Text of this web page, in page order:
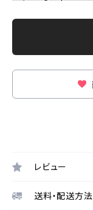
レビュー
送料・配送方